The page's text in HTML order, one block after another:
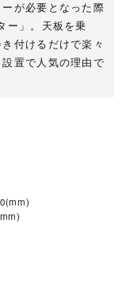
が必要となった際
ー」。天板を乗
付けるだけで楽々
置で人気の理由で